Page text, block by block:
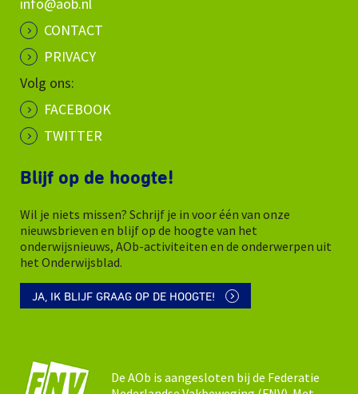
info@aob.nl
CONTACT
PRIVACY
Volg ons:
FACEBOOK
TWITTER
Blijf op de hoogte!
Wil je niets missen? Schrijf je in voor één van onze
nieuwsbrieven en blijf op de hoogte van het
onderwijsnieuws, AOb-activiteiten en de onderwerpen uit
het Onderwijsblad.
JA, IK BLIJF GRAAG OP DE HOOGTE!
De AOb is aangesloten bij de Federatie